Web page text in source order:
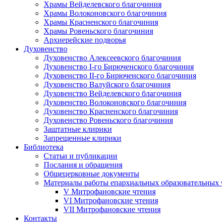
Храмы Вейделевского благочиния
Храмы Волоконовского благочиния
Храмы Красненского благочиния
Храмы Ровеньского благочиния
Архиерейские подворья
Духовенство
Духовенство Алексеевского благочиния
Духовенство I-го Бирюченского благочиния
Духовенство II-го Бирюченского благочиния
Духовенство Валуйского благочиния
Духовенство Вейделевского благочиния
Духовенство Волоконовского благочиния
Духовенство Красненского благочиния
Духовенство Ровеньского благочиния
Заштатные клирики
Запрещенные клирики
Библиотека
Статьи и публикации
Послания и обращения
Общецерковные документы
Материалы работы епархиальных образовательных
V Митрофановские чтения
VI Митрофановские чтения
VII Митрофановские чтения
Контакты